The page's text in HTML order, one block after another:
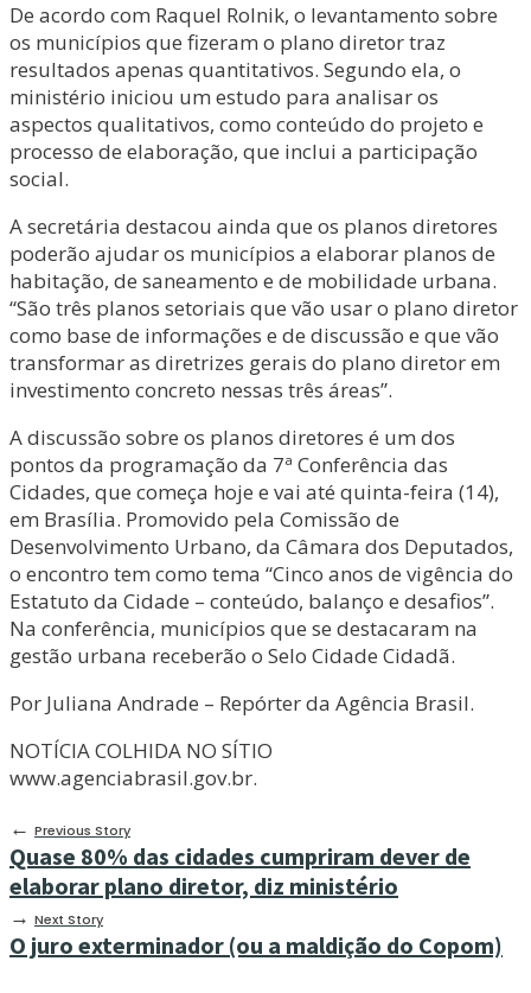
De acordo com Raquel Rolnik, o levantamento sobre
os municípios que fizeram o plano diretor traz
resultados apenas quantitativos. Segundo ela, o
ministério iniciou um estudo para analisar os
aspectos qualitativos, como conteúdo do projeto e
processo de elaboração, que inclui a participação
social.
A secretária destacou ainda que os planos diretores
poderão ajudar os municípios a elaborar planos de
habitação, de saneamento e de mobilidade urbana.
“São três planos setoriais que vão usar o plano diretor
como base de informações e de discussão e que vão
transformar as diretrizes gerais do plano diretor em
investimento concreto nessas três áreas”.
A discussão sobre os planos diretores é um dos
pontos da programação da 7ª Conferência das
Cidades, que começa hoje e vai até quinta-feira (14),
em Brasília. Promovido pela Comissão de
Desenvolvimento Urbano, da Câmara dos Deputados,
o encontro tem como tema “Cinco anos de vigência do
Estatuto da Cidade – conteúdo, balanço e desafios”.
Na conferência, municípios que se destacaram na
gestão urbana receberão o Selo Cidade Cidadã.
Por Juliana Andrade – Repórter da Agência Brasil.
NOTÍCIA COLHIDA NO SÍTIO
www.agenciabrasil.gov.br.
← Previous Story
Quase 80% das cidades cumpriram dever de
elaborar plano diretor, diz ministério
→ Next Story
O juro exterminador (ou a maldição do Copom)